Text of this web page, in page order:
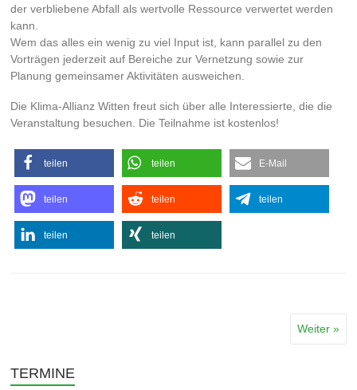
der verbliebene Abfall als wertvolle Ressource verwertet werden
kann.
Wem das alles ein wenig zu viel Input ist, kann parallel zu den
Vorträgen jederzeit auf Bereiche zur Vernetzung sowie zur
Planung gemeinsamer Aktivitäten ausweichen.
Die Klima-Allianz Witten freut sich über alle Interessierte, die die
Veranstaltung besuchen. Die Teilnahme ist kostenlos!
teilen teilen E-Mail
teilen teilen teilen
teilen teilen
Weiter »
TERMINE